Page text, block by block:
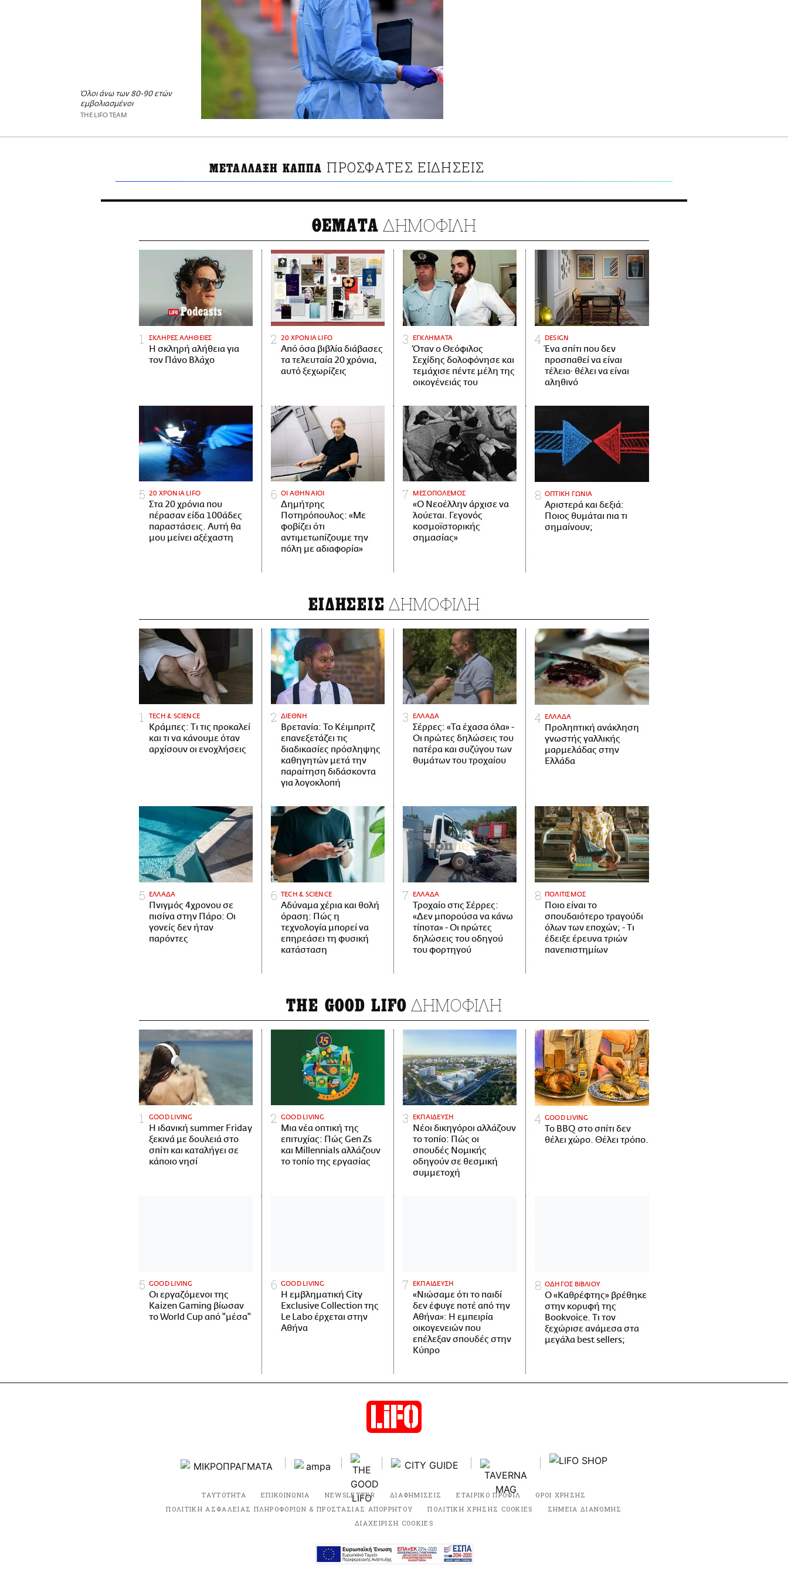
Όλοι άνω των 80-90 ετών
εμβολιασμένοι
THE LIFO TEAM
ΜΕΤΑΛΛΑΞΗ ΚΑΠΠΑ ΠΡΟΣΦΑΤΕΣ ΕΙΔΗΣΕΙΣ
ΘΕΜΑΤΑ ΔΗΜΟΦΙΛΗ
ΣΚΛΗΡΕΣ ΑΛΗΘΕΙΕΣ
H σκληρή αλήθεια για
τον Πάνο Βλάχο
20 ΧΡΟΝΙΑ LIFO
Από όσα βιβλία διάβασες
τα τελευταία 20 χρόνια,
αυτό ξεχωρίζεις
ΕΓΚΛΗΜΑΤΑ
Όταν ο Θεόφιλος
Σεχίδης δολοφόνησε και
τεμάχισε πέντε μέλη της
οικογένειάς του
DESIGN
Ένα σπίτι που δεν
προσπαθεί να είναι
τέλειο· θέλει να είναι
αληθινό
20 ΧΡΟΝΙΑ LIFO
Στα 20 χρόνια που
πέρασαν είδα 100άδες
παραστάσεις. Αυτή θα
μου μείνει αξέχαστη
ΟΙ ΑΘΗΝΑΙΟΙ
Δημήτρης
Ποτηρόπουλος: «Με
φοβίζει ότι
αντιμετωπίζουμε την
πόλη με αδιαφορία»
ΜΕΣΟΠΟΛΕΜΟΣ
«Ο Νεοέλλην άρχισε να
λούεται. Γεγονός
κοσμοϊστορικής
σημασίας»
ΟΠΤΙΚΗ ΓΩΝΙΑ
Αριστερά και δεξιά:
Ποιος θυμάται πια τι
σημαίνουν;
ΕΙΔΗΣΕΙΣ ΔΗΜΟΦΙΛΗ
ΤECH & SCIENCE
Κράμπες: Τι τις προκαλεί
και τι να κάνουμε όταν
αρχίσουν οι ενοχλήσεις
ΔΙΕΘΝΗ
Βρετανία: Το Κέιμπριτζ
επανεξετάζει τις
διαδικασίες πρόσληψης
καθηγητών μετά την
παραίτηση διδάσκοντα
για λογοκλοπή
ΕΛΛΑΔΑ
Σέρρες: «Τα έχασα όλα» -
Οι πρώτες δηλώσεις του
πατέρα και συζύγου των
θυμάτων του τροχαίου
ΕΛΛΑΔΑ
Προληπτική ανάκληση
γνωστής γαλλικής
μαρμελάδας στην
Ελλάδα
ΕΛΛΑΔΑ
Πνιγμός 4χρονου σε
πισίνα στην Πάρο: Οι
γονείς δεν ήταν
παρόντες
ΤECH & SCIENCE
Αδύναμα χέρια και θολή
όραση: Πώς η
τεχνολογία μπορεί να
επηρεάσει τη φυσική
κατάσταση
ΕΛΛΑΔΑ
Τροχαίο στις Σέρρες:
«Δεν μπορούσα να κάνω
τίποτα» - Οι πρώτες
δηλώσεις του οδηγού
του φορτηγού
ΠΟΛΙΤΙΣΜΟΣ
Ποιο είναι το
σπουδαιότερο τραγούδι
όλων των εποχών; - Τι
έδειξε έρευνα τριών
πανεπιστημίων
THE GOOD LIFO ΔΗΜΟΦΙΛΗ
GOOD LIVING
Η ιδανική summer Friday
ξεκινά με δουλειά στο
σπίτι και καταλήγει σε
κάποιο νησί
GOOD LIVING
Μια νέα οπτική της
επιτυχίας: Πώς Gen Zs
και Millennials αλλάζουν
το τοπίο της εργασίας
ΕΚΠΑΙΔΕΥΣΗ
Νέοι δικηγόροι αλλάζουν
το τοπίο: Πώς οι
σπουδές Νομικής
οδηγούν σε θεσμική
συμμετοχή
GOOD LIVING
Το BBQ στο σπίτι δεν
θέλει χώρο. Θέλει τρόπο.
GOOD LIVING
Οι εργαζόμενοι της
Kaizen Gaming βίωσαν
το World Cup από "μέσα"
GOOD LIVING
Η εμβληματική City
Exclusive Collection της
Le Labo έρχεται στην
Αθήνα
ΕΚΠΑΙΔΕΥΣΗ
«Νιώσαμε ότι το παιδί
δεν έφυγε ποτέ από την
Αθήνα»: Η εμπειρία
οικογενειών που
επέλεξαν σπουδές στην
Κύπρο
ΟΔΗΓΟΣ ΒΙΒΛΙΟΥ
Ο «Καθρέφτης» βρέθηκε
στην κορυφή της
Bookvoice. Τι τον
ξεχώρισε ανάμεσα στα
μεγάλα best sellers;
ΤΑΥΤΟΤΗΤΑ ΕΠΙΚΟΙΝΩΝΙΑ NEWSLETTER ΔΙΑΦΗΜΙΣΕΙΣ ΕΤΑΙΡΙΚΟ ΠΡΟΦΙΛ
ΟΡΟΙ ΧΡΗΣΗΣ
ΠΟΛΙΤΙΚΗ ΑΣΦΑΛΕΙΑΣ ΠΛΗΡΟΦΟΡΙΩΝ & ΠΡΟΣΤΑΣΙΑΣ ΑΠΟΡΡΗΤΟΥ
ΠΟΛΙΤΙΚΗ ΧΡΗΣΗΣ COOKIES
ΣΗΜΕΙΑ ΔΙΑΝΟΜΗΣ
ΔΙΑΧΕΙΡΙΣΗ COOKIES